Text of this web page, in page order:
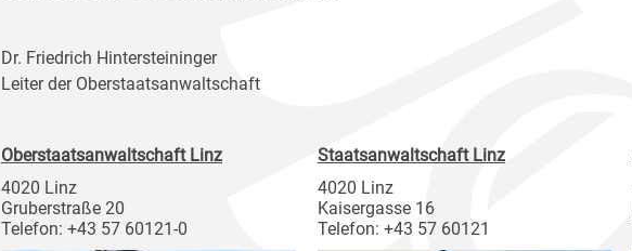
Dr. Friedrich Hintersteininger
Leiter der Oberstaatsanwaltschaft
Oberstaatsanwaltschaft Linz
4020 Linz
Gruberstraße 20
Telefon: +43 57 60121-0
Staatsanwaltschaft Linz
4020 Linz
Kaisergasse 16
Telefon: +43 57 60121